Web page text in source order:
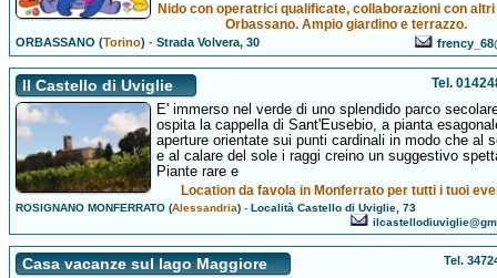
Nido con operatrici qualificate, collaborazioni con
Orbassano. Ampio giardino e terrazzo.
ORBASSANO (Torino) -Strada Volvera, 30
Il Castello di Uviglie Tel.
E' immerso nel verde di uno splendido parco
ospita la cappella di Sant'Eusebio, a pianta
aperture orientate sui punti cardinali in modo che al
e al calare del sole i raggi creino un suggestivo
Piante rare e
Location da favola in Monferrato per tutti i tuoi
ROSIGNANO MONFERRATO (Alessandria) -Località Castello di Uviglie, 73
Casa vacanze sul lago Maggiore Tel.